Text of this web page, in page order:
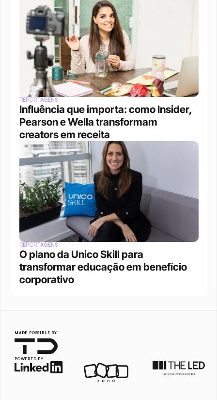
REPORTAGENS
Influência que importa: como Insider,
Pearson e Wella transformam
creators em receita
REPORTAGENS
O plano da Unico Skill para
transformar educação em benefício
corporativo
MADE POSSIBLE BY
POWERED BY